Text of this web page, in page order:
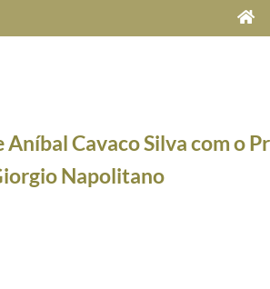
Cavaco Silva com o
Napolitano